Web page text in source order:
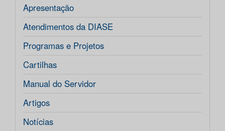
Apresentação
Atendimentos da DIASE
Programas e Projetos
Cartilhas
Manual do Servidor
Artigos
Notícias